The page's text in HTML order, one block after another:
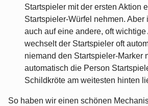
Startspieler mit der ersten Aktion
Startspieler-Würfel nehmen. Aber
auch auf eine andere, oft
wechselt der Startspieler oft
niemand den Startspieler-Marker
automatisch die Person
Schildkröte am weitesten hinten
So haben wir einen schönen